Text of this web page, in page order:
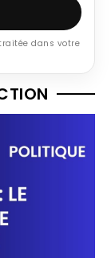
dans votre